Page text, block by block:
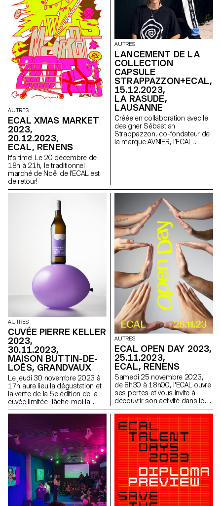
AUTRES
ECAL XMAS MARKET
2023,
20.12.2023,
ECAL, RENENS
It's time! Le 20 décembre de
18h à 21h, le traditionnel
marché de Noël de l'ECAL est
de retour!
AUTRES
LANCEMENT DE LA
COLLECTION
CAPSULE
STRAPPAZZON+ECAL,
15.12.2023,
LA RASUDE,
LAUSANNE
Créée en collaboration avec le
designer Sébastian
Strappazzon, co-fondateur de
la marque AVNIER, l’ECAL
AUTRES
CUVÉE PIERRE KELLER
2023,
30.11.2023,
MAISON BUTTIN-DE-
LOËS, GRANDVAUX
Le jeudi 30 novembre 2023 à
17h aura lieu la dégustation et
la vente de la 5e édition de la
cuvée limitée "lâche-moi la
grappe".
AUTRES
ECAL OPEN DAY 2023,
25.11.2023,
ECAL, RENENS
Samedi 25 novembre 2023,
de 8h30 à 18h00, l'ECAL ouvre
ses portes et vous invite à
découvrir son activité dans les
domaines des Arts Visuels, du
Cinéma, du Design Industriel,
du Design Graphique, du Media
& Interaction Design et de la
Photographie.